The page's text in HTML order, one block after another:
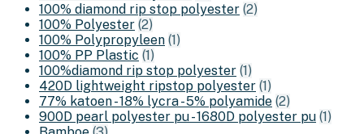
100% diamond rip stop polyester (2)
100% Polyester (2)
100% Polypropyleen (1)
100% PP Plastic (1)
100%diamond rip stop polyester (1)
420D lightweight ripstop polyester (1)
77% katoen - 18% lycra - 5% polyamide (2)
900D pearl polyester pu - 1680D polyester pu (1)